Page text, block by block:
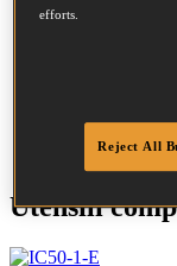
DoP
Utensili
efforts.
Reject All